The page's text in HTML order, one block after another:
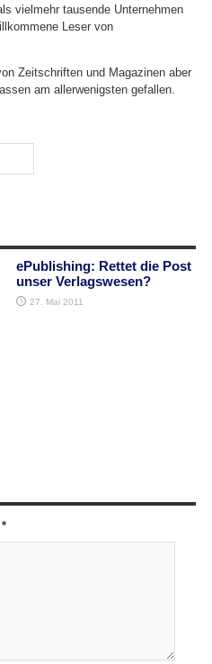
vielmehr tausende Unternehmen
Leser von
Zeitschriften und Magazinen aber
am allerwenigsten gefallen.
ePublishing: Rettet die Post
unser Verlagswesen?
27. Mai 2011
*